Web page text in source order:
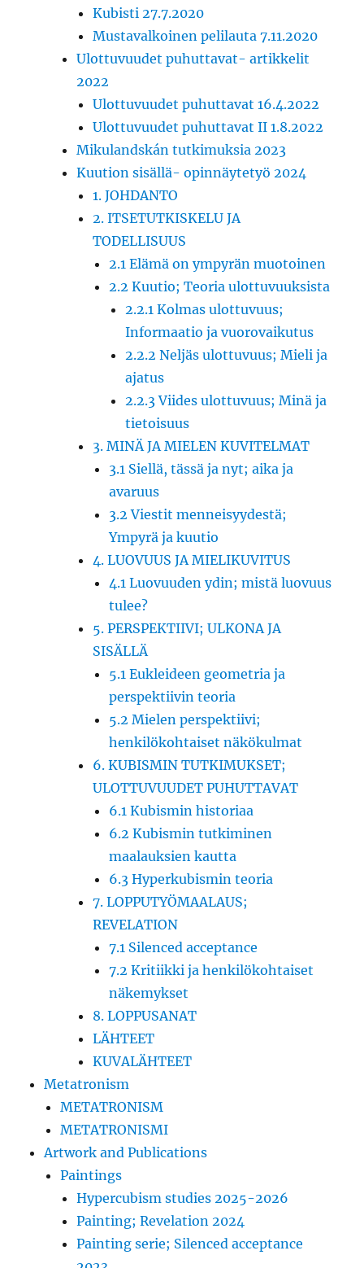
Kubisti 27.7.2020
Mustavalkoinen pelilauta 7.11.2020
Ulottuvuudet puhuttavat- artikkelit
2022
Ulottuvuudet puhuttavat 16.4.2022
Ulottuvuudet puhuttavat II 1.8.2022
Mikulandskán tutkimuksia 2023
Kuution sisällä- opinnäytetyö 2024
1. JOHDANTO
2. ITSETUTKISKELU JA
TODELLISUUS
2.1 Elämä on ympyrän muotoinen
2.2 Kuutio; Teoria ulottuvuuksista
2.2.1 Kolmas ulottuvuus;
Informaatio ja vuorovaikutus
2.2.2 Neljäs ulottuvuus; Mieli ja
ajatus
2.2.3 Viides ulottuvuus; Minä ja
tietoisuus
3. MINÄ JA MIELEN KUVITELMAT
3.1 Siellä, tässä ja nyt; aika ja
avaruus
3.2 Viestit menneisyydestä;
Ympyrä ja kuutio
4. LUOVUUS JA MIELIKUVITUS
4.1 Luovuuden ydin; mistä luovuus
tulee?
5. PERSPEKTIIVI; ULKONA JA
SISÄLLÄ
5.1 Eukleideen geometria ja
perspektiivin teoria
5.2 Mielen perspektiivi;
henkilökohtaiset näkökulmat
6. KUBISMIN TUTKIMUKSET;
ULOTTUVUUDET PUHUTTAVAT
6.1 Kubismin historiaa
6.2 Kubismin tutkiminen
maalauksien kautta
6.3 Hyperkubismin teoria
7. LOPPUTYÖMAALAUS;
REVELATION
7.1 Silenced acceptance
7.2 Kritiikki ja henkilökohtaiset
näkemykset
8. LOPPUSANAT
LÄHTEET
KUVALÄHTEET
Metatronism
METATRONISM
METATRONISMI
Artwork and Publications
Paintings
Hypercubism studies 2025-2026
Painting; Revelation 2024
Painting serie; Silenced acceptance